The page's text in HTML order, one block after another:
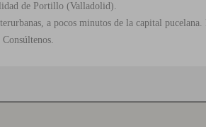
de Portillo (Valladolid).
a pocos minutos de la capital